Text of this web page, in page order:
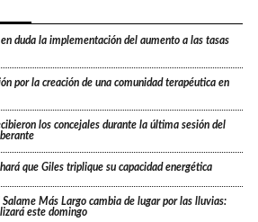
en duda la implementación del aumento a las tasas
por la creación de una comunidad terapéutica en
los concejales durante la última sesión del
que Giles triplique su capacidad energética
Salame Más Largo cambia de lugar por las lluvias:
este domingo